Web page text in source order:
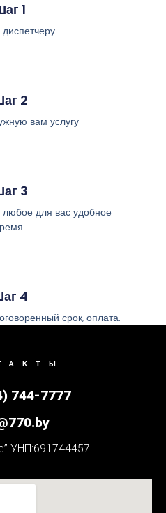
1
2
вам услугу.
3
любое для вас удобное
4
срок, оплата.
744-7777
УНП:691744457